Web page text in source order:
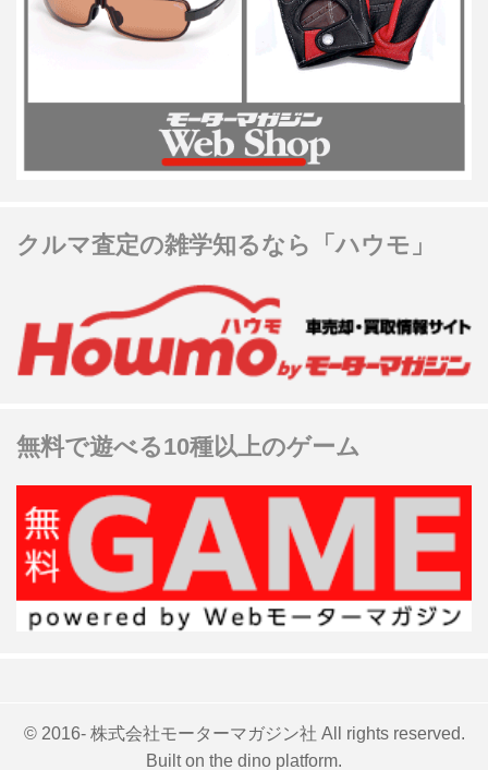
クルマ査定の雑学知るなら「ハウモ」
無料で遊べる10種以上のゲーム
© 2016- 株式会社モーターマガジン社 All rights reserved.
Built on the dino platform.